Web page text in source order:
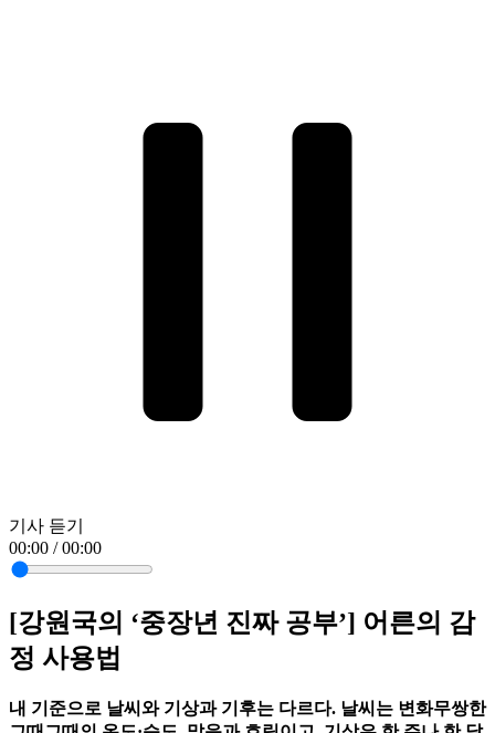
기사 듣기
00:00 / 00:00
[강원국의 ‘중장년 진짜 공부’] 어른의 감
정 사용법
내 기준으로 날씨와 기상과 기후는 다르다. 날씨는 변화무쌍한